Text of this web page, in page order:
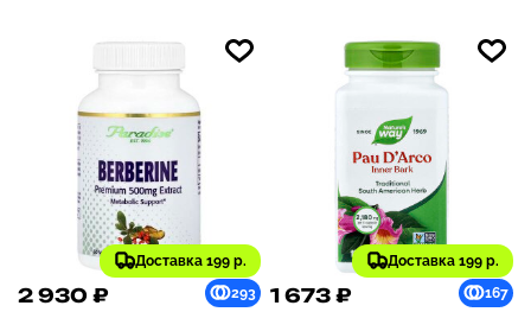
Доставка 199 р.
2 930 ₽ 293
Доставка 199 р.
1 673 ₽ 167